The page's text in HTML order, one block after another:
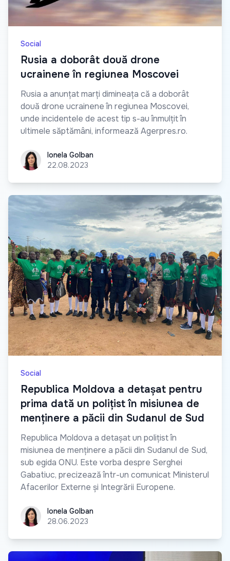
Social
Rusia a doborât două drone
ucrainene în regiunea Moscovei
Rusia a anunțat marți dimineața că a doborât
două drone ucrainene în regiunea Moscovei,
unde incidentele de acest tip s-au înmulțit în
ultimele săptămâni, informează Agerpres.ro.
Ionela Golban
Ionela Golban
22.08.2023
Social
Republica Moldova a detașat pentru
prima dată un polițist în misiunea de
menținere a păcii din Sudanul de Sud
Republica Moldova a detașat un polițist în
misiunea de menținere a păcii din Sudanul de Sud,
sub egida ONU. Este vorba despre Serghei
Gabatiuc, precizează într-un comunicat Ministerul
Afacerilor Externe și Integrării Europene.
Ionela Golban
Ionela Golban
28.06.2023